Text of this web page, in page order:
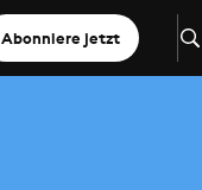
Abonniere jetzt